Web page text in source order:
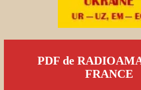
PDF de
FRANCE